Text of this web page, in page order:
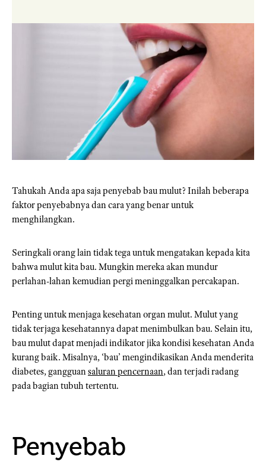
Tahukah Anda apa saja penyebab bau mulut? Inilah beberapa
faktor penyebabnya dan cara yang benar untuk
menghilangkan.
Seringkali orang lain tidak tega untuk mengatakan kepada kita
bahwa mulut kita bau. Mungkin mereka akan mundur
perlahan-lahan kemudian pergi meninggalkan percakapan.
Penting untuk menjaga kesehatan organ mulut. Mulut yang
tidak terjaga kesehatannya dapat menimbulkan bau. Selain itu,
bau mulut dapat menjadi indikator jika kondisi kesehatan Anda
kurang baik. Misalnya, ‘bau’ mengindikasikan Anda menderita
diabetes, gangguansaluran pencernaan, dan terjadi radang
pada bagian tubuh tertentu.
Penyebab